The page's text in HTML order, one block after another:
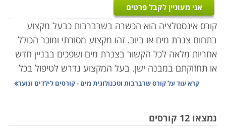
אני מעוניין לקבל פרטים
קורס אינסטלציה הוא הכשרה בשרברבות כבעל מקצוע
בתחום צנרת מים או ביוב. זהו מקצוע מסורתי ומוכר הכולל
אחריות מלאה לכל הקשור בצנרת מים ושפכים בבניין חדש
או תחזוקתם במבנה ישן. בעל המקצוע נדרש לטיפול בכל
צינור שהתפוצץ או סתימה בדירה פרטית או בבניין דירות
צנרת הבניין המרכזית ועד צנרת הביוב העירונית, כולל
קרא עוד עלקורס שרברבות וטכנולוגית מים - קורסים לילדים ונוער
נמצאו 12 קורסים